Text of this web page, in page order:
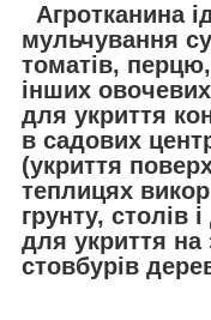
Агротканина
мульчування
томатів,
інших
для укриття
в садових
(укриття
теплицях
грунту, столів
для укриття на
стовбурів